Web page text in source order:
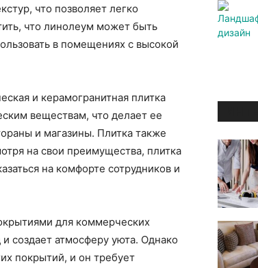
что позволяет легко
что линолеум может быть
в помещениях с высокой
и керамогранитная плитка
веществам, что делает ее
и магазины. Плитка также
на свои преимущества, плитка
на комфорте сотрудников и
для коммерческих
создает атмосферу уюта. Однако
покрытий, и он требует